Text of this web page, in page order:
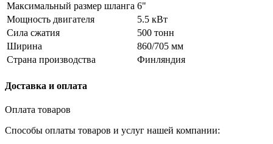
Максимальный размер шланга 6"
Мощность двигателя
5.5 кВт
Сила сжатия
500 тонн
Ширина
860/705 мм
Страна производства
Финляндия
Доставка и оплата
Оплата товаров
Способы оплаты товаров и услуг нашей компании: